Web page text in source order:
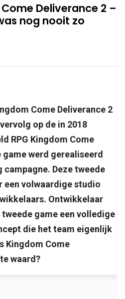
Deliverance 2 –
nog nooit zo
Mail
via link
Come Deliverance 2
op de in 2018
RPG Kingdom Come
game werd gerealiseerd
Deze tweede
een volwaardige studio
Ontwikkelaar
game een volledige
die het team eigenlijk
Kingdom Come
waard?